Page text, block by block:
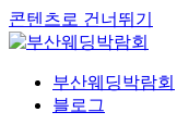
콘텐츠로 건너뛰기
부산웨딩박람회
블로그